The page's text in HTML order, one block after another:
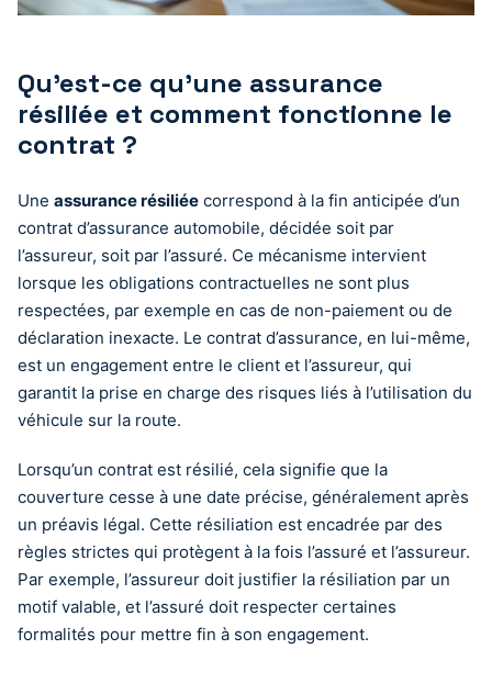
Qu’est-ce qu’une assurance
résiliée et comment fonctionne le
contrat ?
Une assurance résiliée correspond à la fin anticipée d’un
contrat d’assurance automobile, décidée soit par
l’assureur, soit par l’assuré. Ce mécanisme intervient
lorsque les obligations contractuelles ne sont plus
respectées, par exemple en cas de non-paiement ou de
déclaration inexacte. Le contrat d’assurance, en lui-même,
est un engagement entre le client et l’assureur, qui
garantit la prise en charge des risques liés à l’utilisation du
véhicule sur la route.
Lorsqu’un contrat est résilié, cela signifie que la
couverture cesse à une date précise, généralement après
un préavis légal. Cette résiliation est encadrée par des
règles strictes qui protègent à la fois l’assuré et l’assureur.
Par exemple, l’assureur doit justifier la résiliation par un
motif valable, et l’assuré doit respecter certaines
formalités pour mettre fin à son engagement.